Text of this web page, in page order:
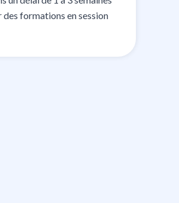
formations en session